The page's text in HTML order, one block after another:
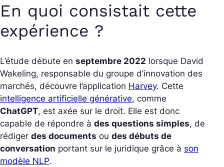
En quoi consistait cette
expérience ?
L’étude débute en septembre 2022 lorsque David
Wakeling, responsable du groupe d’innovation des
marchés, découvre l’application Harvey. Cette
intelligence artificielle générative, comme
ChatGPT, est axée sur le droit. Elle est donc
capable de répondre à des questions simples, de
rédiger des documents ou des débuts de
conversation portant sur le juridique grâce à son
modèle NLP.